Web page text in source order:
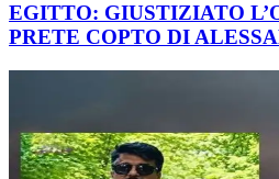
EGITTO: GIUSTIZIATO
PRETE COPTO DI